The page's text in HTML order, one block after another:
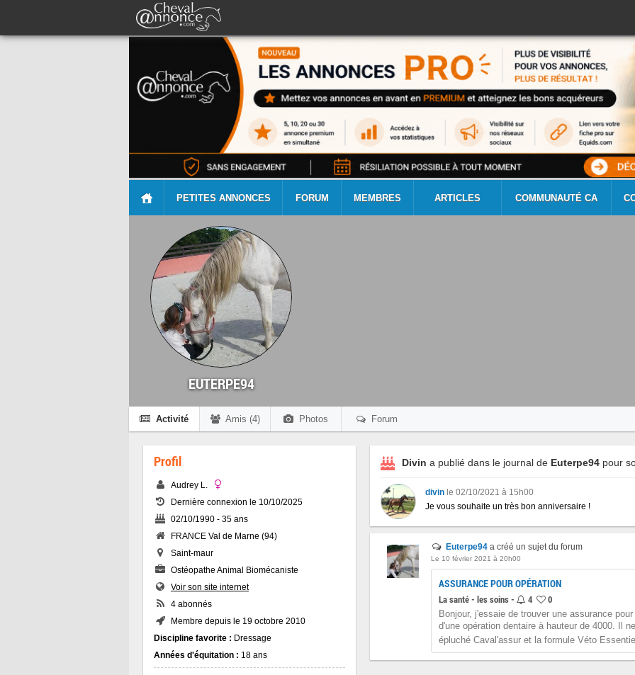
PETITES ANNONCES FORUM MEMBRES ARTICLES COMMUNAUTÉ CA
EUTERPE94
Activité Amis (4) Photos Forum
Profil
Audrey L.
Dernière connexion le 10/10/2025
02/10/1990 - 35 ans
FRANCE Val de Marne (94)
Saint-maur
Ostéopathe Animal Biomécaniste
Voir son site internet
4 abonnés
Membre depuis le 19 octobre 2010
Discipline favorite : Dressage
Années d'équitation : 18 ans
Divin a publié dans le journal de Euterpe94 pour
divin le 02/10/2021 à 15h00
Je vous souhaite un très bon anniversaire !
Euterpe94 a créé un sujet du forum
Le 10 février 2021 à 20h00
ASSURANCE POUR OPÉRATION
La santé - les soins - 4 0
Bonjour, j'essaie de trouver une assurance
d'une opération dentaire à hauteur de 4000. Il
épluché Caval'assur et la formule Véto